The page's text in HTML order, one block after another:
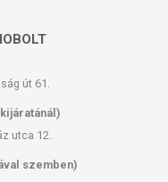
út 61.
utca 12.
szemben)